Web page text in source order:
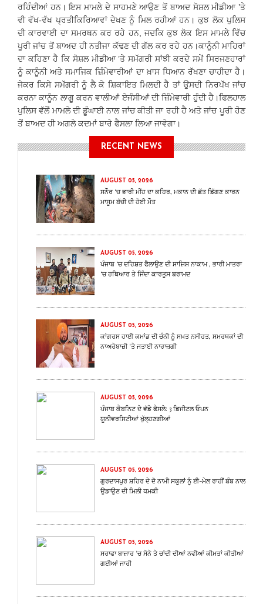
ਰਹਿੰਦੀਆਂ ਹਨ। ਇਸ ਮਾਮਲੇ ਦੇ ਸਾਹਮਣੇ ਆਉਣ ਤੋਂ ਬਾਅਦ ਸੋਸ਼ਲ ਮੀਡੀਆ ’ਤੇ
ਵੀ ਵੱਖ-ਵੱਖ ਪ੍ਰਤੀਕਿਰਿਆਵਾਂ ਦੇਖਣ ਨੂੰ ਮਿਲ ਰਹੀਆਂ ਹਨ। ਕੁਝ ਲੋਕ ਪੁਲਿਸ
ਦੀ ਕਾਰਵਾਈ ਦਾ ਸਮਰਥਨ ਕਰ ਰਹੇ ਹਨ, ਜਦਕਿ ਕੁਝ ਲੋਕ ਇਸ ਮਾਮਲੇ ਵਿੱਚ
ਪੂਰੀ ਜਾਂਚ ਤੋਂ ਬਾਅਦ ਹੀ ਨਤੀਜਾ ਕੱਢਣ ਦੀ ਗੱਲ ਕਰ ਰਹੇ ਹਨ।ਕਾਨੂੰਨੀ ਮਾਹਿਰਾਂ
ਦਾ ਕਹਿਣਾ ਹੈ ਕਿ ਸੋਸ਼ਲ ਮੀਡੀਆ ’ਤੇ ਸਮੱਗਰੀ ਸਾਂਝੀ ਕਰਦੇ ਸਮੇਂ ਸਿਰਜਣਹਾਰਾਂ
ਨੂੰ ਕਾਨੂੰਨੀ ਅਤੇ ਸਮਾਜਿਕ ਜ਼ਿੰਮੇਵਾਰੀਆਂ ਦਾ ਖ਼ਾਸ ਧਿਆਨ ਰੱਖਣਾ ਚਾਹੀਦਾ ਹੈ।
ਜੇਕਰ ਕਿਸੇ ਸਮੱਗਰੀ ਨੂੰ ਲੈ ਕੇ ਸ਼ਿਕਾਇਤ ਮਿਲਦੀ ਹੈ ਤਾਂ ਉਸਦੀ ਨਿਰਪੱਖ ਜਾਂਚ
ਕਰਨਾ ਕਾਨੂੰਨ ਲਾਗੂ ਕਰਨ ਵਾਲੀਆਂ ਏਜੰਸੀਆਂ ਦੀ ਜ਼ਿੰਮੇਵਾਰੀ ਹੁੰਦੀ ਹੈ।ਫਿਲਹਾਲ
ਪੁਲਿਸ ਵੱਲੋਂ ਮਾਮਲੇ ਦੀ ਡੂੰਘਾਈ ਨਾਲ ਜਾਂਚ ਕੀਤੀ ਜਾ ਰਹੀ ਹੈ ਅਤੇ ਜਾਂਚ ਪੂਰੀ ਹੋਣ
ਤੋਂ ਬਾਅਦ ਹੀ ਅਗਲੇ ਕਦਮਾਂ ਬਾਰੇ ਫੈਸਲਾ ਲਿਆ ਜਾਵੇਗਾ।
RECENT NEWS
AUGUST 05, 2026
ਸਨੌਰ ‘ਚ ਭਾਰੀ ਮੀਂਹ ਦਾ ਕਹਿਰ, ਮਕਾਨ ਦੀ ਛੱਤ ਡਿੱਗਣ ਕਾਰਨ
ਮਾਸੂਮ ਬੱਚੀ ਦੀ ਹੋਈ ਮੌਤ
AUGUST 05, 2026
ਪੰਜਾਬ ‘ਚ ਦਹਿਸ਼ਤ ਫੈਲਾਉਣ ਦੀ ਸਾਜ਼ਿਸ਼ ਨਾਕਾਮ , ਭਾਰੀ ਮਾਤਰਾ
‘ਚ ਹਥਿਆਰ ਤੇ ਜਿੰਦਾ ਕਾਰਤੂਸ ਬਰਾਮਦ
AUGUST 05, 2026
ਕਾਂਗਰਸ ਹਾਈ ਕਮਾਂਡ ਦੀ ਚੰਨੀ ਨੂੰ ਸਖ਼ਤ ਨਸੀਹਤ, ਸਮਰਥਕਾਂ ਦੀ
ਨਾਅਰੇਬਾਜ਼ੀ ‘ਤੇ ਜਤਾਈ ਨਾਰਾਜ਼ਗੀ
AUGUST 05, 2026
ਪੰਜਾਬ ਕੈਬਨਿਟ ਦੇ ਵੱਡੇ ਫੈਸਲੇ: 3 ਡਿਜੀਟਲ ਓਪਨ
ਯੂਨੀਵਰਸਿਟੀਆਂ ਖੁੱਲ੍ਹਣਗੀਆਂ
AUGUST 05, 2026
ਗੁਰਦਾਸਪੁਰ ਸ਼ਹਿਰ ਦੇ ਦੋ ਨਾਮੀ ਸਕੂਲਾਂ ਨੂੰ ਈ-ਮੇਲ ਰਾਹੀਂ ਬੰਬ ਨਾਲ
ਉਡਾਉਣ ਦੀ ਮਿਲੀ ਧਮਕੀ
AUGUST 05, 2026
ਸਰਾਫਾ ਬਾਜ਼ਾਰ ‘ਚ ਸੋਨੇ ਤੇ ਚਾਂਦੀ ਦੀਆਂ ਨਵੀਆਂ ਕੀਮਤਾਂ ਕੀਤੀਆਂ
ਗਈਆਂ ਜਾਰੀ